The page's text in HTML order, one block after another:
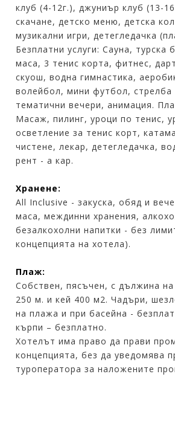
клуб (4-12г.), джуниър клуб (13-
скачане, детско меню, детска
музикални игри, детегледачка
Безплатни услуги: Сауна, турска
маса, 3 тенис корта, фитнес,
скуош, водна гимнастика,
волейбол, мини футбол, стрелба
тематични вечери, анимация.
Масаж, пилинг, уроци по тенис,
осветление за тенис корт,
чистене, лекар, детегледачка,
рент - а кар.
Хранене:
All Inclusive - закуска, обяд и
маса, междинни хранения,
безалкохолни напитки - без
концепцията на хотела).
Плаж:
Собствен, пясъчен, с дължина
250 м. и кей 400 м2. Чадъри,
на плажа и при басейна -
кърпи – безплатно.
Хотелът има право да прави
концепцията, без да уведомява
туроператора за наложените